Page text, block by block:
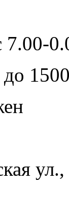
7.00-